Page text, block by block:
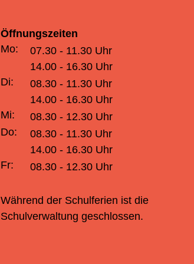
Öffnungszeiten
Mo:
07.30 - 11.30 Uhr
14.00 - 16.30 Uhr
Di:
08.30 - 11.30 Uhr
14.00 - 16.30 Uhr
Mi:
08.30 - 12.30 Uhr
Do:
08.30 - 11.30 Uhr
14.00 - 16.30 Uhr
Fr:
08.30 - 12.30 Uhr
Während der Schulferien ist die
Schulverwaltung geschlossen.